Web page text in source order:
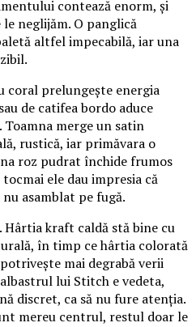
contează enorm, și
neglijăm. O panglică
altfel impecabilă, iar una
coral prelungește energia
de catifea bordo aduce
merge un satin
rustică, iar primăvara o
roz pudrat închide frumos
ele dau impresia că
asamblat pe fugă.
Hârtia kraft caldă stă bine cu
în timp ce hârtia colorată
mai degrabă verii
lui Stitch e vedeta,
discret, ca să nu fure atenția.
mereu centrul, restul doar le